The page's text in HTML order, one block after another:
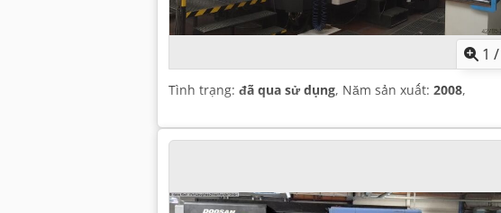
1 /
Tình trạng: đã qua sử dụng, Năm sản xuất: 2008,